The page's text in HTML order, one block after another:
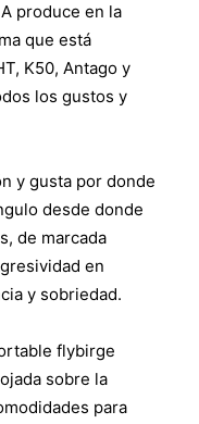
produce en la
que está
K50, Antago y
los gustos y
y gusta por donde
desde donde
de marcada
en
y sobriedad.
flybirge
sobre la
para